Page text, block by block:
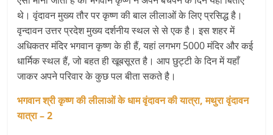
थे। वृंदावन मुख्य तौर पर कृष्ण की बाल लीलाओं के लिए प्रसिद्ध है।
वृन्दावन उत्तर प्रदेश मुख्य दर्शनीय स्थल से से एक है। इस शहर में
अधिकतर मंदिर भगवान कृष्ण के ही हैं, यहां लगभग 5000 मंदिर और कई
धार्मिक स्थल हैं, जो बहत ही खूबसूरत है। आप छुट्टी के दिन में यहाँ
जाकर अपने परिवार के कुछ पल बीता सकते है।
भगवान श्री कृष्ण की लीलाओं के धाम वृंदावन की यात्रा, मथुरा वृंदावन
यात्रा – 2